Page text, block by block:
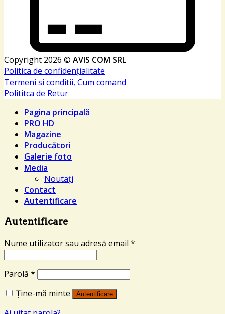
Copyright 2026 © AVIS COM SRL
Politica de confidențialitate
Termeni si conditii, Cum comand
Polititca de Retur
Pagina principală
PRO HD
Magazine
Producători
Galerie foto
Media
Noutați
Contact
Autentificare
Autentificare
Nume utilizator sau adresă email *
Parolă *
Ține-mă minte
Autentificare